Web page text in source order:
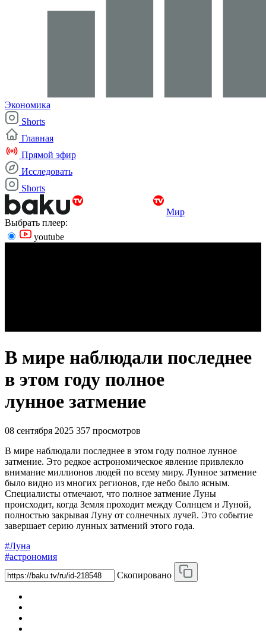
Экономика
Shorts
Главная
Прямой эфир
Исследовать
Shorts
Мир
Выбрать плеер:
youtube
В мире наблюдали последнее
в этом году полное
лунное затмение
08 сентября 2025 357 просмотров
В мире наблюдали последнее в этом году полное лунное
затмение. Это редкое астрономическое явление привлекло
внимание миллионов людей по всему миру. Лунное затмение
было видно из многих регионов, где небо было ясным.
Специалисты отмечают, что полное затмение Луны
происходит, когда Земля проходит между Солнцем и Луной,
полностью закрывая Луну от солнечных лучей. Это событие
завершает серию лунных затмений этого года.
#Луна
#астрономия
Скопировано